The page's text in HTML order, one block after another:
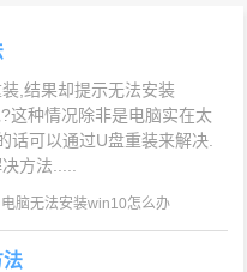
,结果却提示无法安装
这种情况除非是电脑实在太
话可以通过U盘重装来解决.
方法.....
电脑无法安装win10怎么办
决方法